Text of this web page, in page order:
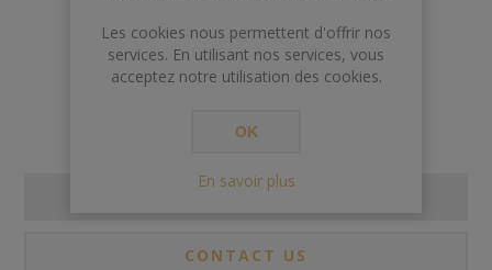
€59,00
Rupture de stock
SPECIFICATIONS
CONTACT US
Les cookies nous permettent d'offrir nos
services. En utilisant nos services, vous
acceptez notre utilisation des cookies.
OK
En savoir plus